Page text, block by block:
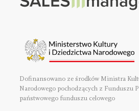
Dofinansowano ze środków Ministra
Narodowego pochodzących z Funduszu
państwowego funduszu celowego